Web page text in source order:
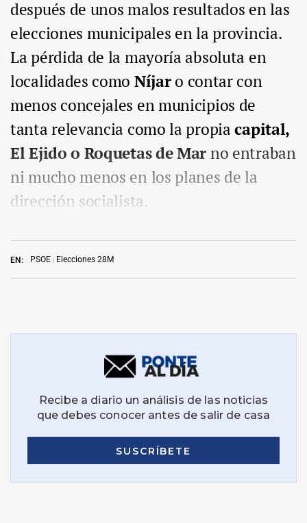
EN: PSOE Elecciones 28M
después de unos malos resultados en las
elecciones municipales en la provincia.
La pérdida de la mayoría absoluta en
localidades como Níjaro contar con
menos concejales en municipios de
tanta relevancia como la propiacapital,
El Ejido o Roquetas de Marno entraban
ni mucho menos en los planes de la
dirección socialista.